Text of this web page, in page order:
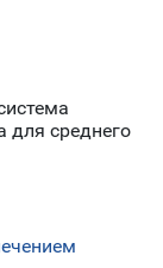
для среднего